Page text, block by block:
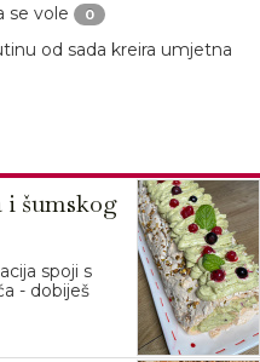
se vole 0
od sada kreira umjetna
i šumskog
spoji s
- dobiješ